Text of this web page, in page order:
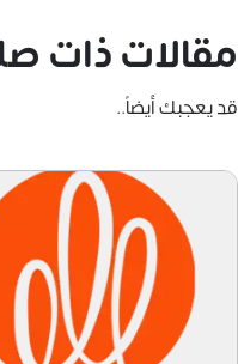
مقالات ذات
قد يعجبك أيضاً..